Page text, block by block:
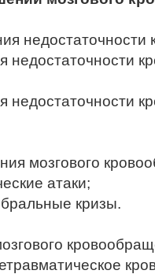
недостаточности
недостаточности
недостаточности
мозгового
атаки;
кризы.